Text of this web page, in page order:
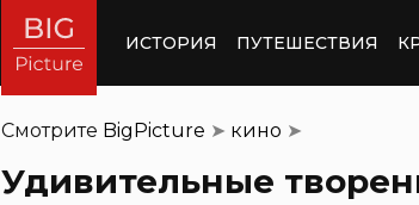
ИСТОРИЯ ПУТЕШЕСТВИЯ
Смотрите BigPicture ➤ кино ➤
Удивительные